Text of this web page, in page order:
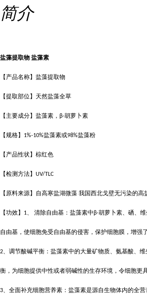
简介
盐藻提取物 盐藻素
【产品名称】盐藻提取物
【提取部位】天然盐藻全草
【主要成分】盐藻素， β-胡萝卜素
【规格】 1%-10%盐藻素或98%盐藻粉
【产品性状】棕红色
【检测方法】 UV/TLC
【原料来源】自高寒盐湖微藻 我国西北戈壁无污染的高
【功效】 1、 清除自由基：盐藻素中β-胡萝卜素、硒、
自由基，使细胞免受自由基的侵害，保护细胞膜，增强
2、调节酸碱平衡：盐藻素中的大量矿物质、氨基酸、
衡，为细胞提供中性或者弱碱性的生存环境，令细胞更
3、全面补充细胞营养素：盐藻素是源自生物体内的全